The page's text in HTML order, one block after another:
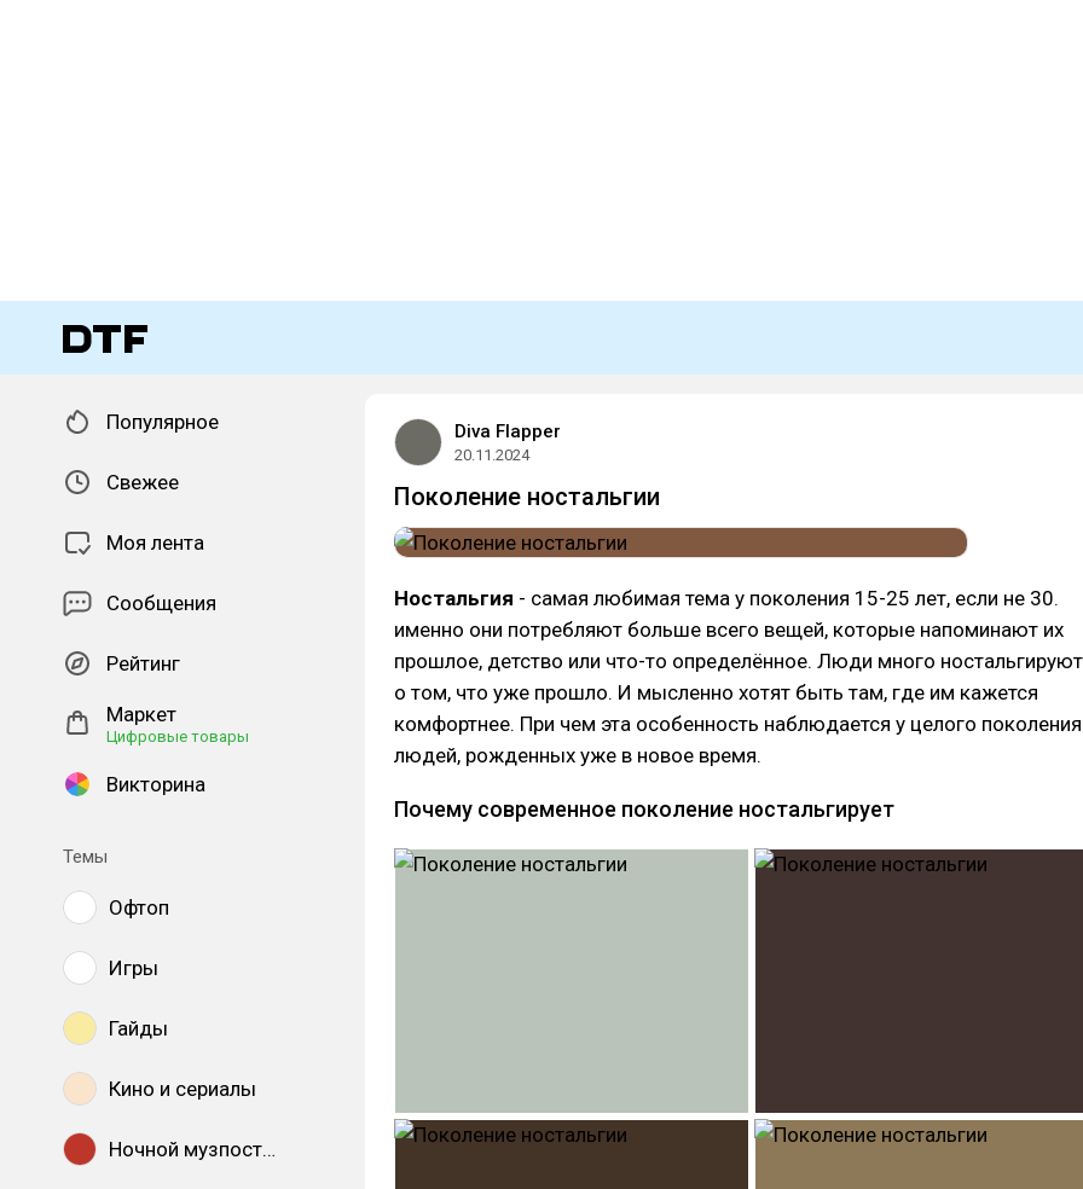
Популярное
Свежее
Моя лента
Сообщения
Рейтинг
Маркет
Цифровые товары
Викторина
Темы
Офтоп
Игры
Гайды
Кино и сериалы
Ночной музпостинг
Diva Flapper
20.11.2024
Поколение ностальгии
Ностальгия - самая любимая тема у поколения 15-25 лет, если не 30.
именно они потребляют больше всего вещей, которые напоминают их
прошлое, детство или что-то определённое. Люди много ностальгируют
о том, что уже прошло. И мысленно хотят быть там, где им кажется
комфортнее. При чем эта особенность наблюдается у целого поколения
людей, рожденных уже в новое время.
Почему современное поколение ностальгирует